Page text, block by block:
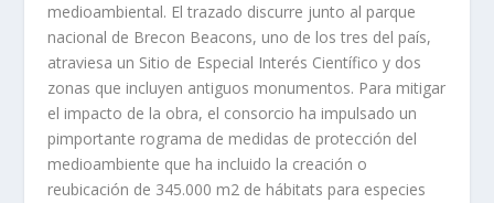
medioambiental. El trazado discurre junto al parque
nacional de Brecon Beacons, uno de los tres del país,
atraviesa un Sitio de Especial Interés Científico y dos
zonas que incluyen antiguos monumentos. Para mitigar
el impacto de la obra, el consorcio ha impulsado un
pimportante rograma de medidas de protección del
medioambiente que ha incluido la creación o
reubicación de 345.000 m2 de hábitats para especies